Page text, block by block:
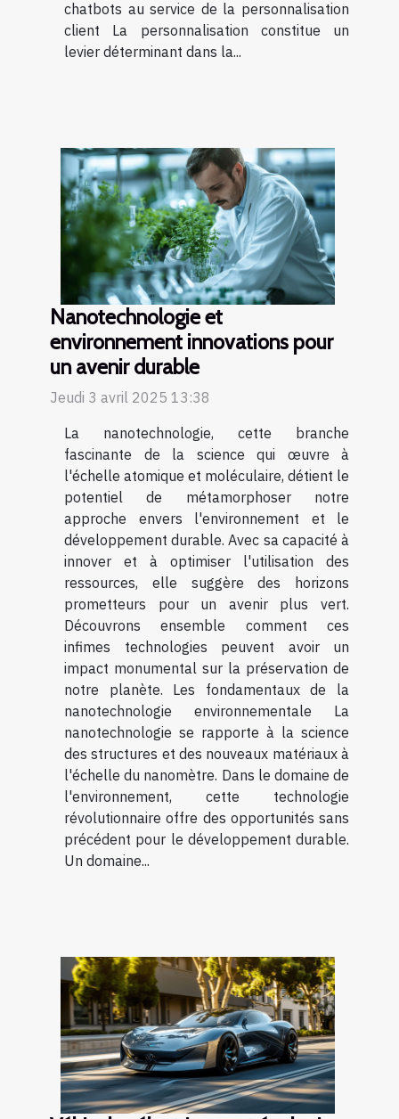
chatbots au service de la personnalisation
client La personnalisation constitue un
levier déterminant dans la...
Nanotechnologie et
environnement innovations pour
un avenir durable
Jeudi 3 avril 2025 13:38
La nanotechnologie, cette branche
fascinante de la science qui œuvre à
l'échelle atomique et moléculaire, détient le
potentiel de métamorphoser notre
approche envers l'environnement et le
développement durable. Avec sa capacité à
innover et à optimiser l'utilisation des
ressources, elle suggère des horizons
prometteurs pour un avenir plus vert.
Découvrons ensemble comment ces
infimes technologies peuvent avoir un
impact monumental sur la préservation de
notre planète. Les fondamentaux de la
nanotechnologie environnementale La
nanotechnologie se rapporte à la science
des structures et des nouveaux matériaux à
l'échelle du nanomètre. Dans le domaine de
l'environnement, cette technologie
révolutionnaire offre des opportunités sans
précédent pour le développement durable.
Un domaine...